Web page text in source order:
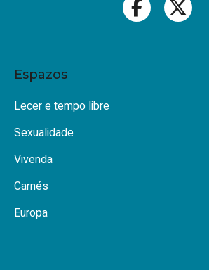
Espazos
Lecer e tempo libre
Sexualidade
Vivenda
Carnés
Europa